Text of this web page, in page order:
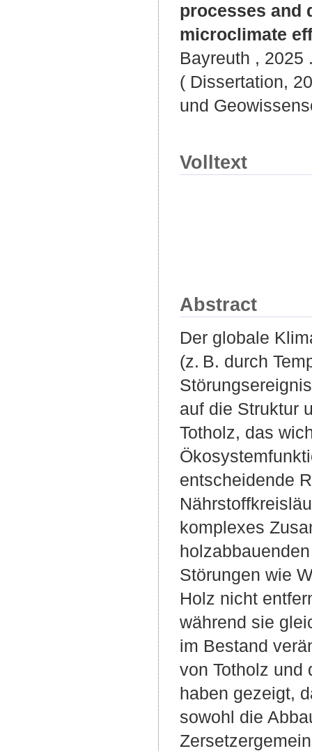
processes and
microclimate
Bayreuth , 2025
( Dissertation,
und
Volltext
Abstract
Der globale
(z. B. durch
auf die Struktur
Totholz, das
entscheidende
komplexes
Störungen wie
Holz nicht
während sie
im Bestand
von Totholz und
haben gezeigt,
sowohl die